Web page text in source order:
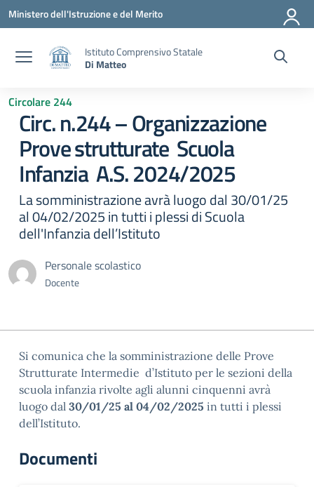
Vai ai contenuti
Vai al menu di navigazione
Vai al footer
Ministero dell'Istruzione e del Merito
Istituto Comprensivo Statale
Di Matteo
Circolare 244
Circ. n.244 – Organizzazione
Prove strutturate Scuola
Infanzia A.S. 2024/2025
La somministrazione avrà luogo dal 30/01/25
al 04/02/2025 in tutti i plessi di Scuola
dell'Infanzia dell’Istituto
Personale scolastico
Docente
Si comunica che la somministrazione delle Prove
Strutturate Intermedie d’Istituto per le sezioni della
scuola infanzia rivolte agli alunni cinquenni avrà
luogo dal 30/01/25 al 04/02/2025 in tutti i plessi
dell’Istituto.
Documenti